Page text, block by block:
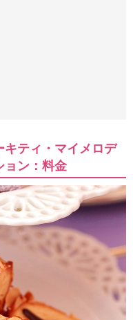
ティ・マイメロデ
ョン：料金